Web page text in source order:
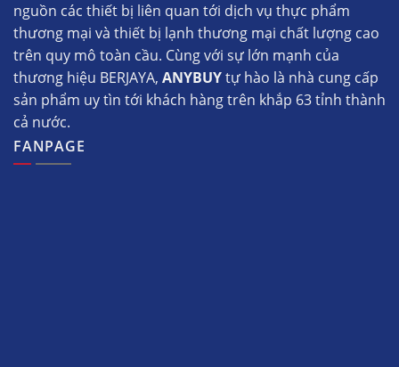
nguồn các thiết bị liên quan tới dịch vụ thực phẩm
thương mại và thiết bị lạnh thương mại chất lượng cao
trên quy mô toàn cầu. Cùng với sự lớn mạnh của
thương hiệu BERJAYA, ANYBUYtự hào là nhà cung cấp
sản phẩm uy tìn tới khách hàng trên khắp 63 tỉnh thành
cả nước.
FANPAGE